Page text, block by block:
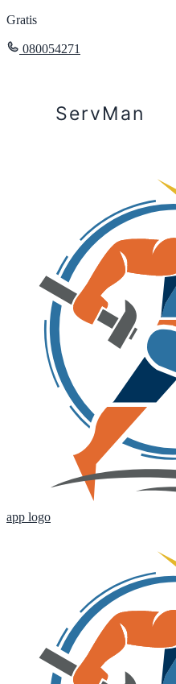
Gratis
080054271
ServMan
app logo